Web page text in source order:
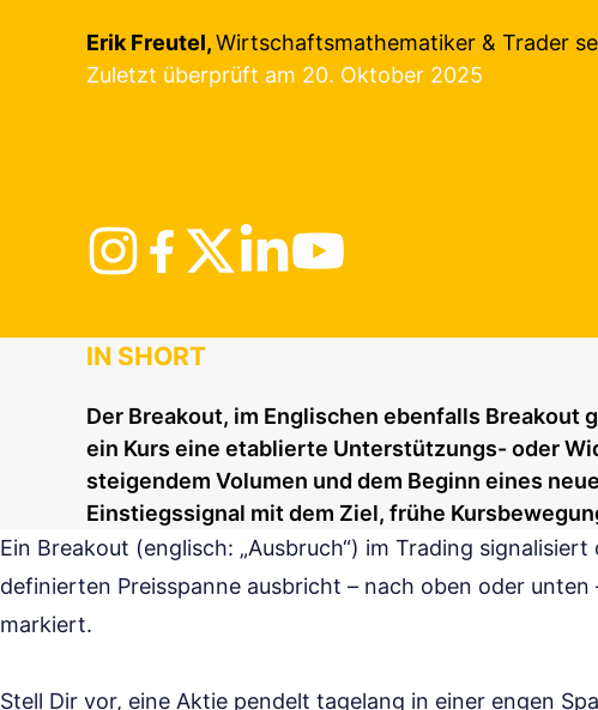
Erik Freutel,Wirtschaftsmathematiker & Trader
Zuletzt überprüft am 20. Oktober 2025
IN SHORT
Der Breakout, im Englischen ebenfalls Breakout
ein Kurs eine etablierte Unterstützungs- oder
steigendem Volumen und dem Beginn eines
Einstiegssignal mit dem Ziel, frühe
Ein Breakout (englisch: „Ausbruch“) im Trading
definierten Preisspanne ausbricht – nach oben oder
markiert.
Stell Dir vor, eine Aktie pendelt tagelang in einer engen